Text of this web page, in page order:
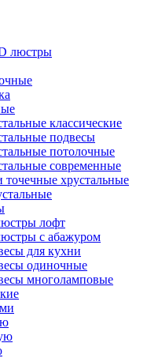
люстры
классические
подвесы
потолочные
современные
точечные хрустальные
лофт
с абажуром
для кухни
одиночные
многоламповые